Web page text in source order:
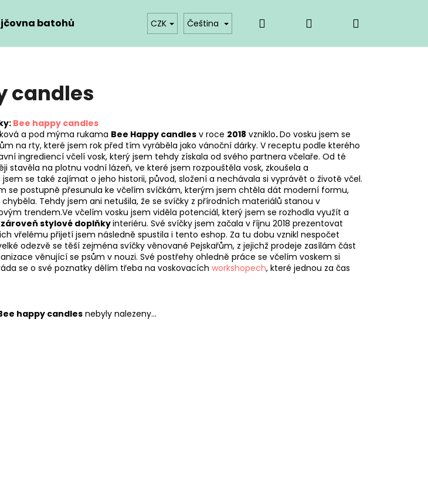
batohů Kontakty Provizní systém
CZK Čeština Přihlášení
candles
Bee happy candles
a pod mýma rukama Bee Happy candles v roce 2018 vzniklo.Do vosku jsem se
na rty, které jsem rok před tím vyráběla jako vánoční dárky. V receptu podle kterého
ingrediencí včelí vosk, který jsem tehdy získala od svého partnera včelaře. Od té
stavěla na plotnu vodní lázeň, ve které jsem rozpouštěla vosk, zkoušela a
se také zajímat o jeho historii, původ, složení a nechávala si vyprávět o životě včel.
se postupně přesunula ke včelím svíčkám, kterým jsem chtěla dát moderní formu,
Tehdy jsem ani netušila, že se svíčky z přírodních materiálů stanou v
trendem.Ve včelím vosku jsem viděla potenciál, který jsem se rozhodla využít a
stylové doplňkyinteriéru. Své svíčky jsem začala v říjnu 2018 prezentovat
vřelému přijetí jsem následně spustila i tento eshop. Za tu dobu vznikl nespočet
odezvě se těší zejména svíčky věnované Pejskařům, z jejichž prodeje zasílám část
věnující se psům v nouzi. Své postřehy ohledně práce se včelím voskem si
se o své poznatky dělím třeba na voskovacích workshopech, které jednou za čas
happy candles nebyly nalezeny...
najít?